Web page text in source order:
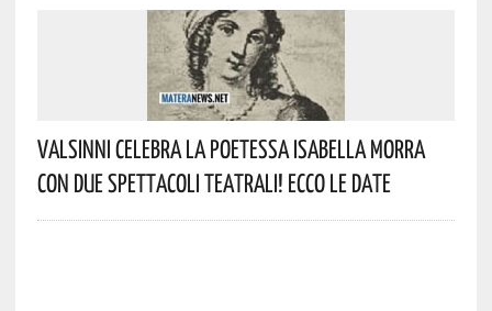
Valsinni Celebra La Poetessa Isabella Morra
Con Due Spettacoli Teatrali! Ecco Le Date